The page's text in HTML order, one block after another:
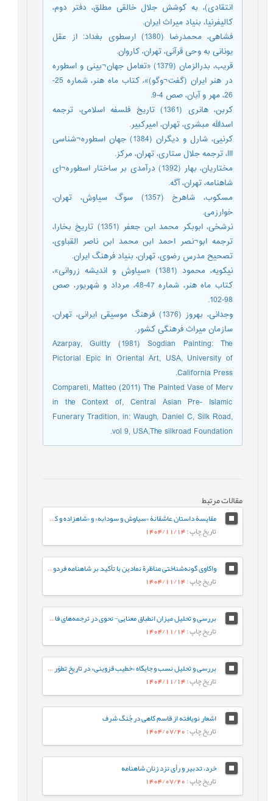
انتقادی)، به کوشش جلال خالقی مطلق، دفتر دوم،
کالیفرنیا، بنیاد میراث ایران.
فشاهی، محمدرضا (1380) ارسطوی بغداد: از عقل
یونانی به وحی قرآنی، تهران، کاروان.
قریب، بدرالزمان (1379) «تعامل جهان¬بینی و اسطوره
در هنر ایران (گفت¬وگو)»، کتاب ماه هنر، شماره 25-
26، مهر و آبان، صص 4-9.
کربن، هانری (1361) تاریخ فلسفه اسلامی، ترجمه
اسدالله مبشری، تهران، امیرکبیر.
کرنیی، شارل و دیگران (1384) جهان اسطوره¬شناسی
III، ترجمه جلال ستاری، تهران، مرکز.
مختاریان، بهار (1392) درآمدی بر ساختار اسطوره¬ای
شاهنامه، تهران، آگه.
مسکوب، شاهرخ (1357) سوگ سیاوش، تهران،
خوارزمی.
نرشخی، ابوبکر محمد ابن جعفر (1351) تاریخ بخارا،
ترجمه ابو¬نصر احمد ابن محمد ابن ناصر القباوی،
تصحیح مدرس رضوی، تهران، بنیاد فرهنگ ایران.
نیکویه، محمود (1381) «سیاوش و اندیشه زروانی»،
کتاب ماه هنر، شماره 47-48، مرداد و شهریور، صص
98-102.
وجدانی، بهروز (1376) فرهنگ موسیقی ایرانی، تهران،
سازمان میراث فرهنگی کشور.
Azarpay, Guitty (1981) Sogdian Painting: The
Pictorial Epic In Oriental Art, USA, University of
California Press.
Compareti, Matteo (2011) The Painted Vase of Merv
in the Context of, Central Asian Pre- Islamic
Funerary Tradition, in: Waugh, Daniel C, Silk Road,
vol 9, USA,The silkroad Foundation.
مقالات مرتبط
مقایسۀ داستان عاشقانۀ «سیاوش و سودابه» و «شاهزاده و کنیزک»
تاریخ چاپ: 1404/11/14
واکاوی گونه‌شناختی مناظرة نمادین با تأکید بر شاهنامه فردوسی و خمسة نظامی گنجوی
تاریخ چاپ: 1404/11/14
بررسی و تحلیل میزان انطباق معنایی- نحوی در ترجمه‏‌های فارسی رمان «سه‌شنبه‌ها با موری»
تاریخ چاپ: 1404/11/14
بررسی و تحلیل نسب و جایگاه «خطیب قزوینی» در تاریخ تطوّر علوم بلاغی
تاریخ چاپ: 1404/11/14
اشعار نویافته از قاسم کاهی در جُنگ شرف
تاریخ چاپ: 1404/07/20
خرد، تدبیر و رأی نزد زنان شاهنامه
تاریخ چاپ: 1404/07/20